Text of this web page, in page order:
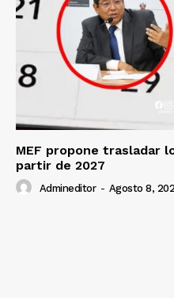
Diario los
Nosotros
Contacto
MEF propone trasladar
partir de 2027
Admineditor - Agosto 8,